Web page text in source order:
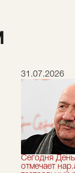
31.07.2026
Сегодня
отмечает